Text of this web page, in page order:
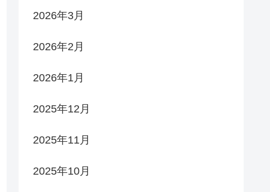
2026年3月
2026年2月
2026年1月
2025年12月
2025年11月
2025年10月